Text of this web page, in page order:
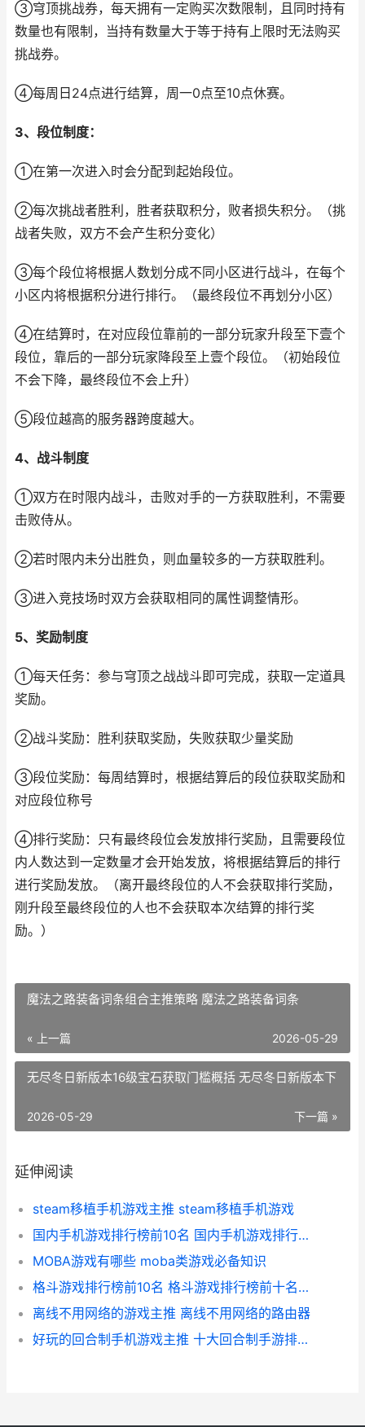
③穹顶挑战券，每天拥有一定购买次数限制，且同时持有
数量也有限制，当持有数量大于等于持有上限时无法购买
挑战券。
④每周日24点进行结算，周一0点至10点休赛。
3、段位制度：
①在第一次进入时会分配到起始段位。
②每次挑战者胜利，胜者获取积分，败者损失积分。（挑
战者失败，双方不会产生积分变化）
③每个段位将根据人数划分成不同小区进行战斗，在每个
小区内将根据积分进行排行。（最终段位不再划分小区）
④在结算时，在对应段位靠前的一部分玩家升段至下壹个
段位，靠后的一部分玩家降段至上壹个段位。（初始段位
不会下降，最终段位不会上升）
⑤段位越高的服务器跨度越大。
4、战斗制度
①双方在时限内战斗，击败对手的一方获取胜利，不需要
击败侍从。
②若时限内未分出胜负，则血量较多的一方获取胜利。
③进入竞技场时双方会获取相同的属性调整情形。
5、奖励制度
①每天任务：参与穹顶之战战斗即可完成，获取一定道具
奖励。
②战斗奖励：胜利获取奖励，失败获取少量奖励
③段位奖励：每周结算时，根据结算后的段位获取奖励和
对应段位称号
④排行奖励：只有最终段位会发放排行奖励，且需要段位
内人数达到一定数量才会开始发放，将根据结算后的排行
进行奖励发放。（离开最终段位的人不会获取排行奖励，
刚升段至最终段位的人也不会获取本次结算的排行奖
励。）
魔法之路装备词条组合主推策略 魔法之路装备词条
« 上一篇 2026-05-29
无尽冬日新版本16级宝石获取门槛概括 无尽冬日新版本下
下一篇 »
2026-05-29
延伸阅读
steam移植手机游戏主推 steam移植手机游戏
国内手机游戏排行榜前10名 国内手机游戏排行榜前十名
MOBA游戏有哪些 moba类游戏必备知识
格斗游戏排行榜前10名 格斗游戏排行榜前十名人物图片
离线不用网络的游戏主推 离线不用网络的路由器
好玩的回合制手机游戏主推 十大回合制手游排行榜,一切装备靠打